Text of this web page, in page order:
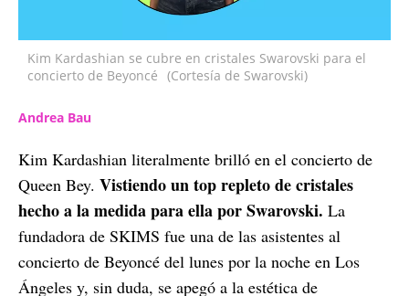
Kim Kardashian se cubre en cristales Swarovski para el
concierto de Beyoncé (Cortesía de Swarovski)
Andrea Bau
Kim Kardashian literalmente brilló en el concierto de
Queen Bey. Vistiendo un top repleto de cristales
hecho a la medida para ella por Swarovski. La
fundadora de SKIMS fue una de las asistentes al
concierto de Beyoncé del lunes por la noche en Los
Ángeles y, sin duda, se apegó a la estética de